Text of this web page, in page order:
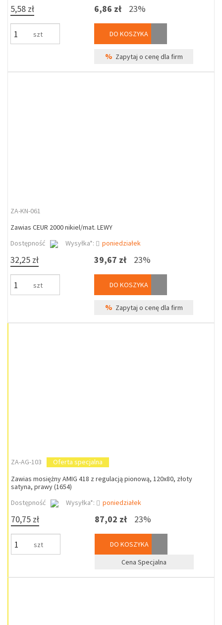
5,58 zł
szt
6,86 zł 23%
DO KOSZYKA
% Zapytaj o cenę dla firm
ZA-KN-061
Zawias CEUR 2000 nikiel/mat. LEWY
Dostępność
Wysyłka*: poniedziałek
32,25 zł
szt
39,67 zł 23%
DO KOSZYKA
% Zapytaj o cenę dla firm
ZA-AG-103
Oferta specjalna
Zawias mosiężny AMIG 418 z regulacją pionową, 120x80, złoty
satyna, prawy (1654)
Dostępność
Wysyłka*: poniedziałek
70,75 zł
szt
87,02 zł 23%
DO KOSZYKA
Cena Specjalna